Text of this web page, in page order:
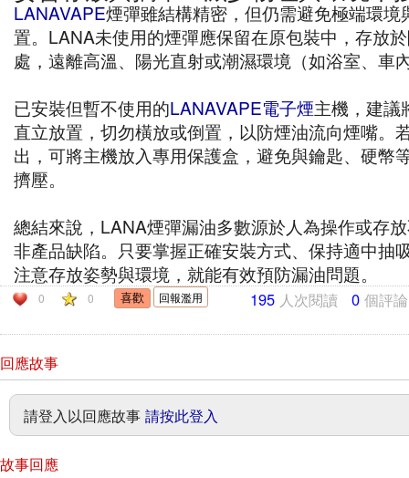
LANAVAPE煙彈雖結構精密，但仍需避免極端環境
置。LANA未使用的煙彈應保留在原包裝中，存放
處，遠離高溫、陽光直射或潮濕環境（如浴室、車
已安裝但暫不使用的LANAVAPE電子煙主機，建議
直立放置，切勿橫放或倒置，以防煙油流向煙嘴。
出，可將主機放入專用保護盒，避免與鑰匙、硬幣
擠壓。
總結來說，LANA煙彈漏油多數源於人為操作或存
非產品缺陷。只要掌握正確安裝方式、保持適中抽
注意存放姿勢與環境，就能有效預防漏油問題。
0 0 回報濫用 195 人次閱讀 0 個評論
回應故事
請登入以回應故事 請按此登入
故事回應